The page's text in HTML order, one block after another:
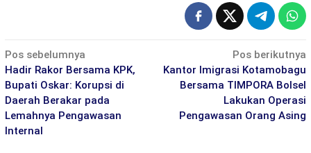
Navigasi
pos
Pos sebelumnya
Hadir Rakor Bersama KPK,
Bupati Oskar: Korupsi di
Daerah Berakar pada
Lemahnya Pengawasan
Internal
Pos berikutnya
Kantor Imigrasi Kotamobagu
Bersama TIMPORA Bolsel
Lakukan Operasi
Pengawasan Orang Asing